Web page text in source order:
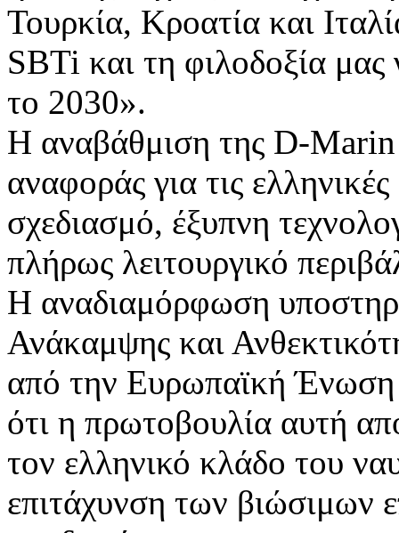
Τουρκία, Κροατία και
SBTi και τη φιλοδοξία
το 2030».
Η αναβάθμιση της D-Marin
αναφοράς για τις
σχεδιασμό, έξυπνη
πλήρως λειτουργικό
Η αναδιαμόρφωση
Ανάκαμψης και
από την Ευρωπαϊκή
ότι η πρωτοβουλία αυτή
τον ελληνικό κλάδο του
επιτάχυνση των βιώσιμων